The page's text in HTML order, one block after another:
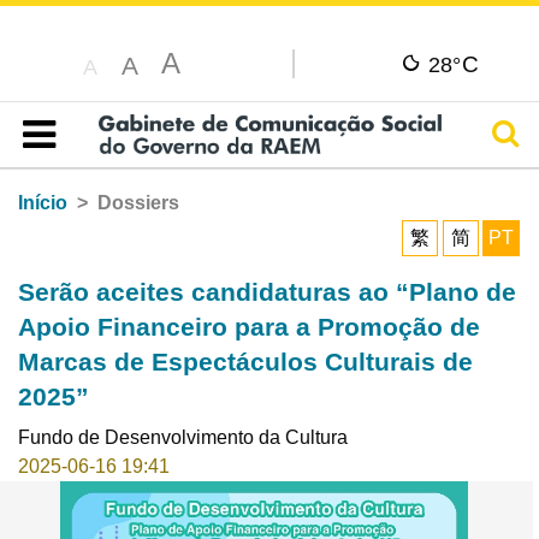
A A A 28°C
Índice
Início
Dossiers
繁
简 PT
Serão aceites candidaturas ao “Plano de
Apoio Financeiro para a Promoção de
Marcas de Espectáculos Culturais de
2025”
Fundo de Desenvolvimento da Cultura
2025-06-16 19:41